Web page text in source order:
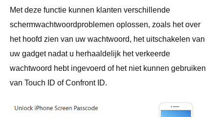
Met deze functie kunnen klanten verschillende
schermwachtwoordproblemen oplossen, zoals het over
het hoofd zien van uw wachtwoord, het uitschakelen van
uw gadget nadat u herhaaldelijk het verkeerde
wachtwoord hebt ingevoerd of het niet kunnen gebruiken
van Touch ID of Confront ID.